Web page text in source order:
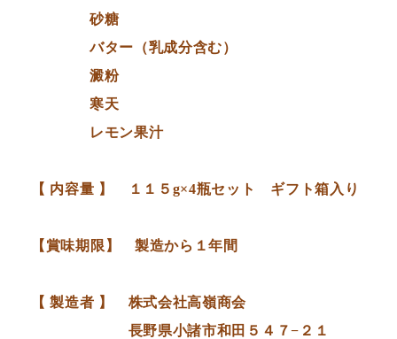
砂糖
バター（乳成分含む）
澱粉
寒天
レモン果汁
【 内容量 】 １１５g×4瓶セット ギフト箱入り
【賞味期限】 製造から１年間
【 製造者 】 株式会社高嶺商会
長野県小諸市和田５４７−２１